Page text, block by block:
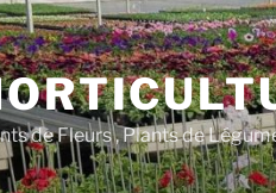
de Fleurs , Plants de